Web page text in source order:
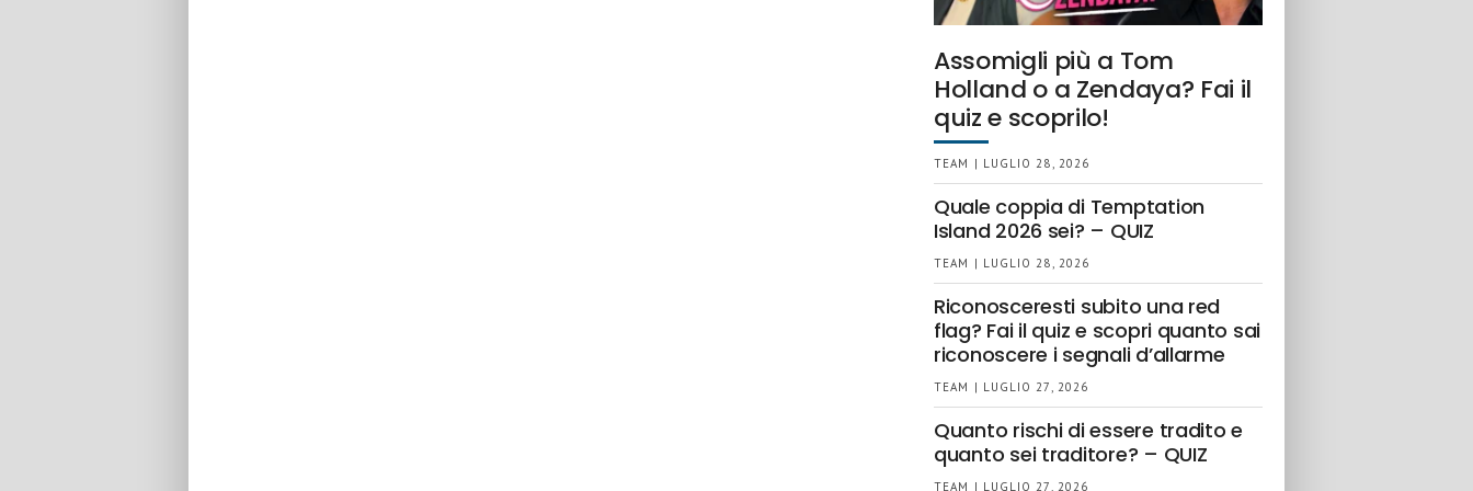
Assomigli più a Tom
Holland o a Zendaya? Fai il
quiz e scoprilo!
TEAM | LUGLIO 28, 2026
Quale coppia di Temptation
Island 2026 sei? – QUIZ
TEAM | LUGLIO 28, 2026
Riconosceresti subito una red
flag? Fai il quiz e scopri quanto sai
riconoscere i segnali d’allarme
TEAM | LUGLIO 27, 2026
Quanto rischi di essere tradito e
quanto sei traditore? – QUIZ
TEAM | LUGLIO 27, 2026